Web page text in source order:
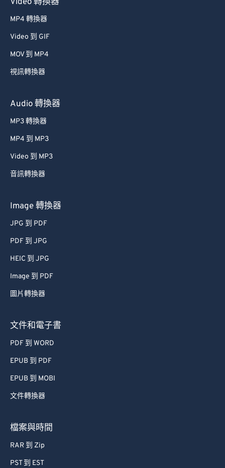
MP4 轉換器
Video 到 GIF
MOV 到 MP4
視訊轉換器
Audio 轉換器
MP3 轉換器
MP4 到 MP3
Video 到 MP3
音訊轉換器
Image 轉換器
JPG 到 PDF
PDF 到 JPG
HEIC 到 JPG
Image 到 PDF
圖片轉換器
文件和電子書
PDF 到 WORD
EPUB 到 PDF
EPUB 到 MOBI
文件轉換器
檔案與時間
RAR 到 Zip
PST 到 EST